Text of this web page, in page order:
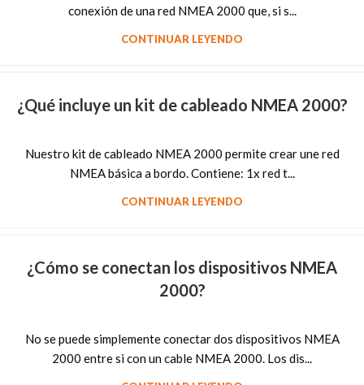
conexión de una red NMEA 2000 que, si s...
CONTINUAR LEYENDO
¿Qué incluye un kit de cableado NMEA 2000?
Nuestro kit de cableado NMEA 2000 permite crear une red
NMEA básica a bordo. Contiene: 1x red t...
CONTINUAR LEYENDO
¿Cómo se conectan los dispositivos NMEA
2000?
No se puede simplemente conectar dos dispositivos NMEA
2000 entre si con un cable NMEA 2000. Los dis...